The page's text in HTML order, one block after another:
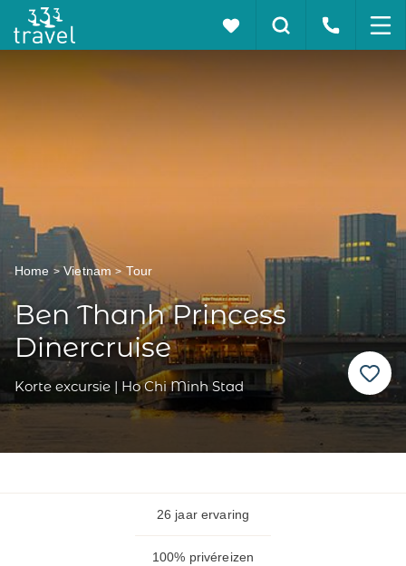
Home Vietnam Tour
Ben Thanh Princess
Dinercruise
Korte excursie | Ho Chi Minh Stad
26 jaar ervaring
100% privéreizen